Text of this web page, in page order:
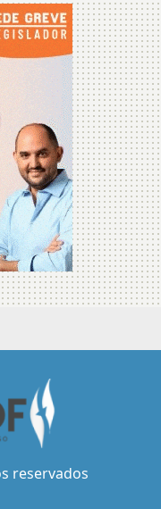
reservados